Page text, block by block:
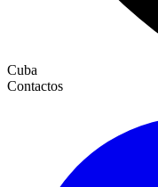
Cuba
Contactos